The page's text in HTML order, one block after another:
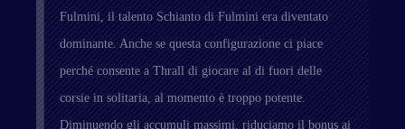
Fulmini, il talento Schianto di Fulmini era diventato
dominante. Anche se questa configurazione ci piace
perché consente a Thrall di giocare al di fuori delle
corsie in solitaria, al momento è troppo potente.
Diminuendo gli accumuli massimi, riduciamo il bonus ai